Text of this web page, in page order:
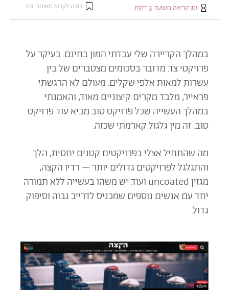
זמן קריאה משוער:3 דקות רוצה לקרוא מאוחר יותר
במהלך הקריירה שלי עבדתי המון בחינם. בעיקר על
פרויקטי צד. מדובר בסכומים מצטברים של בין
עשרות למאות אלפי שקלים. מעולם לא הרגשתי
פראייר, מלבד מקרים קיצוניים מאוד, והאמנתי
במהלך העשייה שכל פרויקט טוב מביא עוד פרויקט
טוב. זה מין גלגול קארמתי שכזה.
מה שהתחיל אצלי בפרויקטים קטנים יחסית, הלך
והתגלגל לפרויקטים גדולים יותר – רדיו הקצה,
מגזין uncoated ועוד. יש משהו בעשייה ללא תמורה
יחד עם אנשים נוספים שמכניס לדרייב גבוה וסיפוק
גדול.